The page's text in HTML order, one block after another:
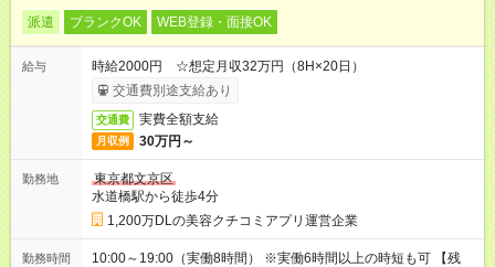
派遣 ブランクOK WEB登録・面接OK
給与
時給2000円 ☆想定月収32万円（8H×20日）
交通費別途支給あり
交通費 実費全額支給
月収例 30万円～
勤務地
東京都文京区
水道橋駅から徒歩4分
1,200万DLの美容クチコミアプリ運営企業
勤務時間
10:00～19:00（実働8時間） ※実働6時間以上の時短も可 【残